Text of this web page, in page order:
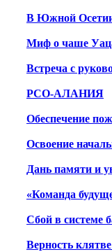
В Южной
Миф о чаше
Встреча с
РСО-АЛАНИЯ
Обеспечение
Освоение
Дань памяти и
«Команда
Сбой в системе
Верность